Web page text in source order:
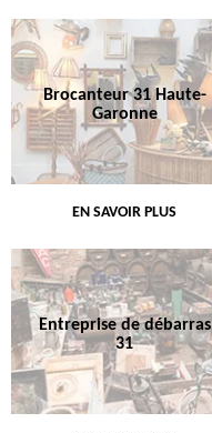
Brocanteur 31 Haute-
Garonne
EN SAVOIR PLUS
Entreprise de débarras
31